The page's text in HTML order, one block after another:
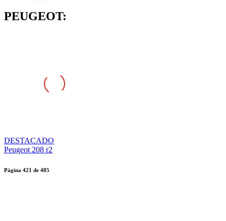
PEUGEOT:
DESTACADO
Peugeot 208 r2
Página 421 de 485